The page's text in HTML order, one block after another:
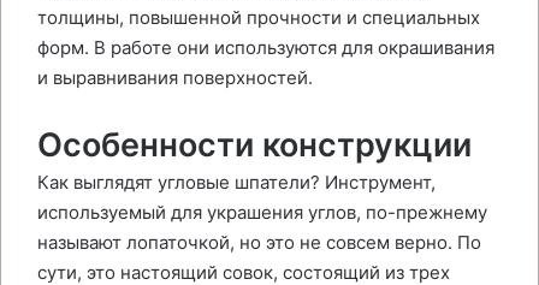
толщины, повышенной прочности и специальных
форм. В работе они используются для окрашивания
и выравнивания поверхностей.
Особенности конструкции
Как выглядят угловые шпатели? Инструмент,
используемый для украшения углов, по-прежнему
называют лопаточкой, но это не совсем верно. По
сути, это настоящий совок, состоящий из трех